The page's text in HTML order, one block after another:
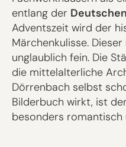
entlang der
Adventszeit wird der
Märchenkulisse.
unglaublich fein. Die
die mittelalterliche
Dörrenbach selbst
Bilderbuch wirkt, ist
besonders romantisch